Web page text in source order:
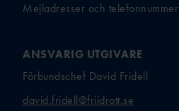
Mejladresser och telefonnummer
ANSVARIG UTGIVARE
Förbundschef David Fridell
david.fridell@friidrott.se